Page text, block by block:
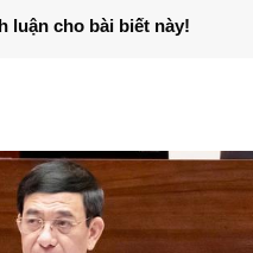
luận cho bài biết này!